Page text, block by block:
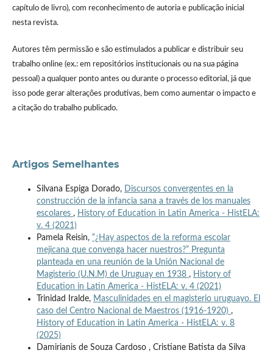
capítulo de livro), com reconhecimento de autoria e publicação inicial
nesta revista.
Autores têm permissão e são estimulados a publicar e distribuir seu
trabalho online (ex.: em repositórios institucionais ou na sua página
pessoal) a qualquer ponto antes ou durante o processo editorial, já que
isso pode gerar alterações produtivas, bem como aumentar o impacto e
a citação do trabalho publicado.
Artigos Semelhantes
Silvana Espiga Dorado, Discursos convergentes en la
construcción de la infancia sana a través de los manuales
escolares , History of Education in Latin America - HistELA:
v. 4 (2021)
Pamela Reisin, “¿Hay aspectos de la reforma escolar
mejicana que convenga hacer nuestros?” Pregunta
planteada en una reunión de la Unión Nacional de
Magisterio (U.N.M) de Uruguay en 1938 , History of
Education in Latin America - HistELA: v. 4 (2021)
Trinidad Iralde, Masculinidades en el magisterio uruguayo. El
caso del Centro Nacional de Maestros (1916-1920) ,
History of Education in Latin America - HistELA: v. 8
(2025)
Damirianis de Souza Cardoso , Cristiane Batista da Silva